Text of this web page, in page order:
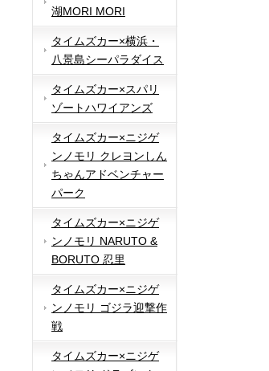
湖MORI MORI
タイムズカー×横浜・
八景島シーパラダイス
タイムズカー×スパリ
ゾートハワイアンズ
タイムズカー×ニジゲ
ンノモリ クレヨンしん
ちゃんアドベンチャー
パーク
タイムズカー×ニジゲ
ンノモリ NARUTO &
BORUTO 忍里
タイムズカー×ニジゲ
ンノモリ ゴジラ迎撃作
戦
タイムズカー×ニジゲ